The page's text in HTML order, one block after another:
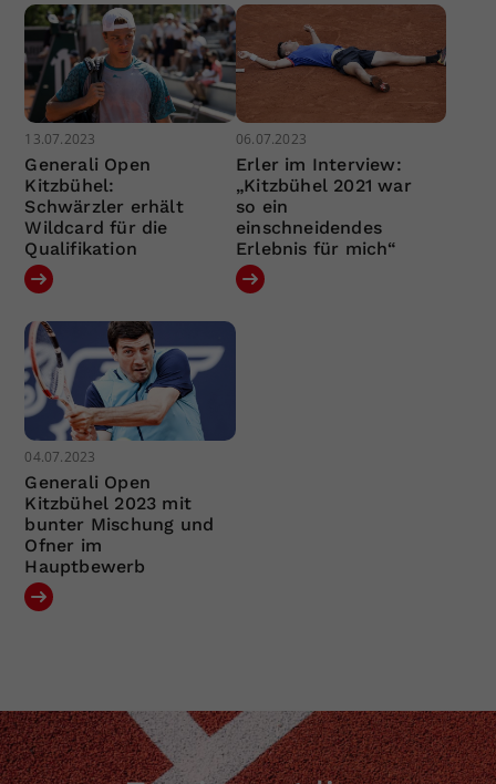
13.07.2023
Generali Open
Kitzbühel:
Schwärzler erhält
Wildcard für die
Qualifikation
06.07.2023
Erler im Interview:
„Kitzbühel 2021 war
so ein
einschneidendes
Erlebnis für mich“
04.07.2023
Generali Open
Kitzbühel 2023 mit
bunter Mischung und
Ofner im
Hauptbewerb